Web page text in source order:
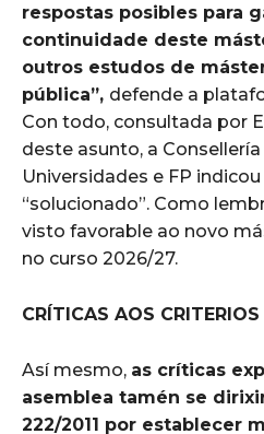
respostas posibles para
continuidade deste
outros estudos de
pública”, defende a
Con todo, consultada por
deste asunto, a
Universidades e FP
“solucionado”. Como
visto favorable ao novo
no curso 2026/27.
CRÍTICAS AOS
Así mesmo, as críticas
asemblea tamén se
222/2011 por establecer